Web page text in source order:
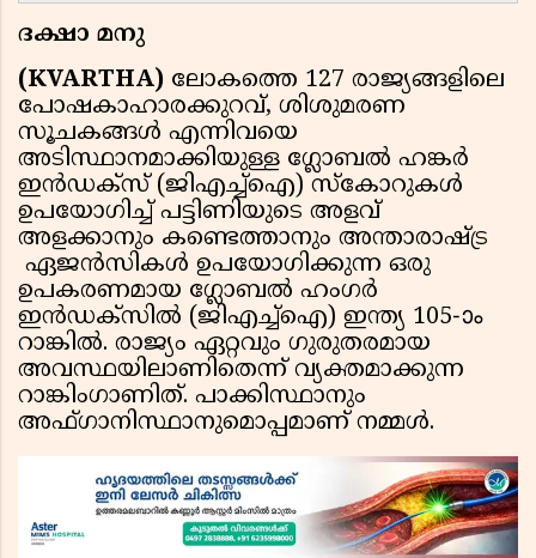
ദക്ഷാ മനു
(KVARTHA) ലോകത്തെ 127 രാജ്യങ്ങളിലെ
പോഷകാഹാരക്കുറവ്, ശിശുമരണ
സൂചകങ്ങള്‍ എന്നിവയെ
അടിസ്ഥാനമാക്കിയുള്ള ഗ്ലോബൽ ഹങ്കര്‍
ഇന്‍ഡക്‌സ് (ജിഎച്ച്‌ഐ) സ്‌കോറുകള്‍
ഉപയോഗിച്ച് പട്ടിണിയുടെ അളവ്
അളക്കാനും കണ്ടെത്താനും അന്താരാഷ്ട്ര
ഏജന്‍സികള്‍ ഉപയോഗിക്കുന്ന ഒരു
ഉപകരണമായ ഗ്ലോബല്‍ ഹംഗര്‍
ഇന്‍ഡക്സില്‍ (ജിഎച്ച്‌ഐ) ഇന്ത്യ 105-ാം
റാങ്കില്‍. രാജ്യം ഏറ്റവും ഗുരുതരമായ
അവസ്ഥയിലാണിതെന്ന് വ്യക്തമാക്കുന്ന
റാങ്കിംഗാണിത്. പാക്കിസ്ഥാനും
അഫ്ഗാനിസ്ഥാനുമൊപ്പമാണ് നമ്മള്‍.